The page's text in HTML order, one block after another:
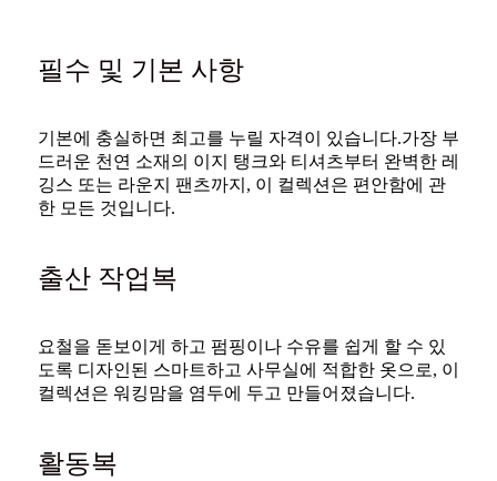
필수 및 기본 사항
기본에 충실하면 최고를 누릴 자격이 있습니다.가장 부
드러운 천연 소재의 이지 탱크와 티셔츠부터 완벽한 레
깅스 또는 라운지 팬츠까지, 이 컬렉션은 편안함에 관
한 모든 것입니다.
출산 작업복
요철을 돋보이게 하고 펌핑이나 수유를 쉽게 할 수 있
도록 디자인된 스마트하고 사무실에 적합한 옷으로, 이
컬렉션은 워킹맘을 염두에 두고 만들어졌습니다.
활동복